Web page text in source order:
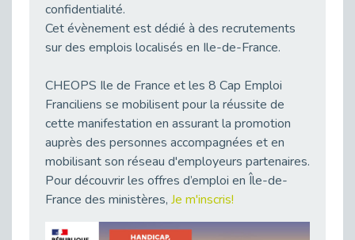
Publié le 20/04/2026
Emploi et Handicap : Une alliance de style entre Cap Emploi 92 et La Cravate Solidaire
Cap Emploi 92 s'engage pour la santé mentale : La formation PSSM au cœur de l'accompagnement
Recrutement et Handicap : Et si vous testiez avant de vous engager ?
Publié le 13/04/2026
Journée mondiale de la maladie de Parkinson : Mieux comprendre pour mieux accompagner
Publié le 11/04/2026
L’alternance pour tous : Cap Emploi 92 et Seine Ouest Entreprise et Emploi mobilisés à Boulogne-Billancourt
confidentialité.
Cet évènement est dédié à des recrutements
sur des emplois localisés en Ile-de-France.
CHEOPS Ile de France et les 8 Cap Emploi
Franciliens se mobilisent pour la réussite de
cette manifestation en assurant la promotion
auprès des personnes accompagnées et en
mobilisant son réseau d'employeurs partenaires.
Pour découvrir les offres d’emploi en Île-de-
France des ministères, Je m'inscris!